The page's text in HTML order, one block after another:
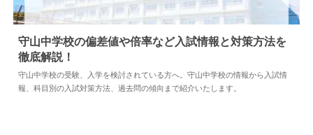
中学情報 2024.04.18
守山中学校の偏差値や倍率など入試情報と対策方法を
徹底解説！
守山中学校の受験、入学を検討されている方へ。守山中学校の情報から入試情
報、科目別の入試対策方法、過去問の傾向まで紹介いたします。